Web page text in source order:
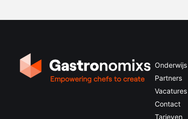
Onderwijs
Partners
Vacatures
Contact
Tarieven